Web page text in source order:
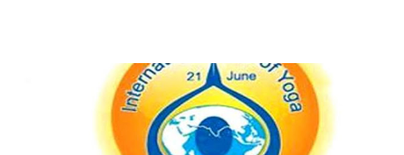
वेबिनार में मौजूद मोर्चे के प्रदेश वरिष्ठ उपाध्यक्ष डॉ० डी० सी० पसबोला ने कहा की नई
पेंशन योजना, जो कि एक काला कानून हैं, के परिणाम स्वरूप देश में अनेक कर्मचारी
आत्महत्या तक जैसा कदम उठा चुके हैं राज्य सरकारों एव...